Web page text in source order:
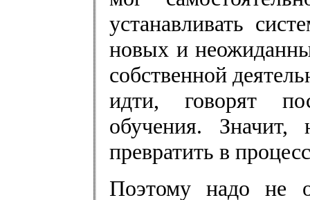
устанавливать
новых и
собственной
идти, говорят
обучения. Значит,
превратить в
Поэтому надо не